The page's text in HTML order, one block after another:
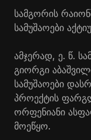
სამგორის
სამუშაოები
ამჯერად, ე. წ.
გიორგი
სამუშაოები
პროექტის
ორფენიანი
მოეწყო.